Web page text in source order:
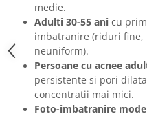
medie.
Adulti 30-55 ani cu
imbatranire (riduri
neuniform).
Persoane cu acnee
persistente si pori
concentratii mai mici.
Foto-imbatranire